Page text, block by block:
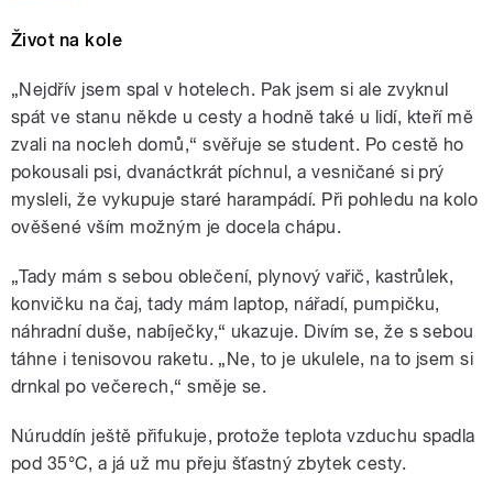
Život na kole
„Nejdřív jsem spal v hotelech. Pak jsem si ale zvyknul
spát ve stanu někde u cesty a hodně také u lidí, kteří mě
zvali na nocleh domů,“ svěřuje se student. Po cestě ho
pokousali psi, dvanáctkrát píchnul, a vesničané si prý
mysleli, že vykupuje staré harampádí. Při pohledu na kolo
ověšené vším možným je docela chápu.
„Tady mám s sebou oblečení, plynový vařič, kastrůlek,
konvičku na čaj, tady mám laptop, nářadí, pumpičku,
náhradní duše, nabíječky,“ ukazuje. Divím se, že s sebou
táhne i tenisovou raketu. „Ne, to je ukulele, na to jsem si
drnkal po večerech,“ směje se.
Núruddín ještě přifukuje, protože teplota vzduchu spadla
pod 35°C, a já už mu přeju šťastný zbytek cesty.